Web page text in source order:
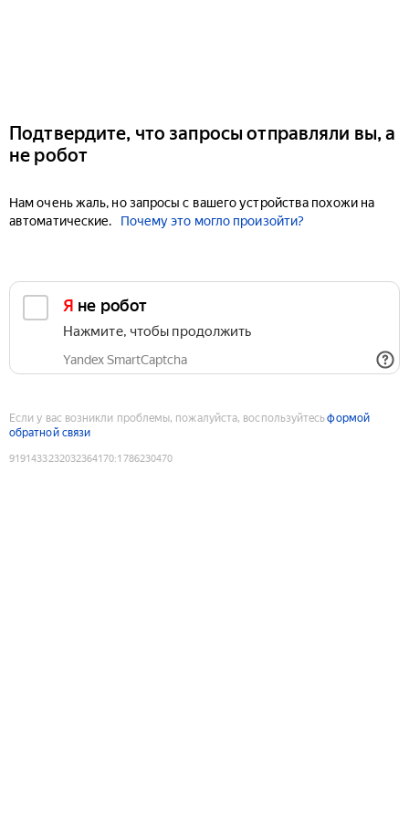
Подтвердите, что запросы отправляли вы, а
не робот
Нам очень жаль, но запросы с вашего устройства похожи на
автоматические.
Почему это могло произойти?
Я не робот
Нажмите, чтобы продолжить
Yandex SmartCaptcha
Если у вас возникли проблемы, пожалуйста, воспользуйтесьформой
обратной связи
9191433232032364170:1786230470